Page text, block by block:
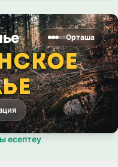
Орташа
есептеу